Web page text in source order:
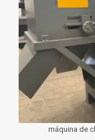
máquina de